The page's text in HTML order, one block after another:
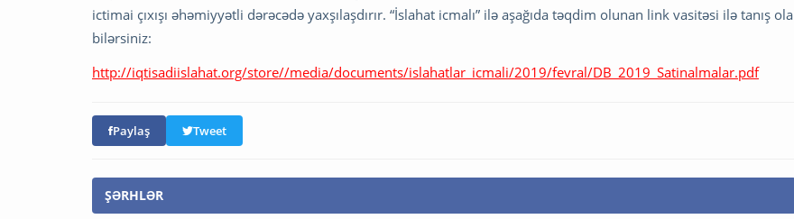
ictimai çıxışı əhəmiyyətli dərəcədə yaxşılaşdırır. “İslahat icmalı” ilə aşağıda təqdim olunan link vasitəsi ilə tanış ola
bilərsiniz:
http://iqtisadiislahat.org/store//media/documents/islahatlar_icmali/2019/fevral/DB_2019_Satinalmalar.pdf
Paylaş Tweet
ŞƏRHLƏR